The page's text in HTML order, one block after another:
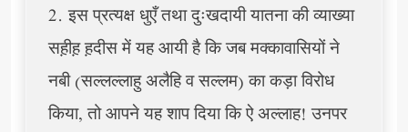
2. इस प्रत्यक्ष धुएँ तथा दुःखदायी यातना की व्याख्या
सह़ीह़ ह़दीस में यह आयी है कि जब मक्कावासियों ने
नबी (सल्लल्लाहु अलैहि व सल्लम) का कड़ा विरोध
किया, तो आपने यह शाप दिया कि ऐ अल्लाह! उनपर